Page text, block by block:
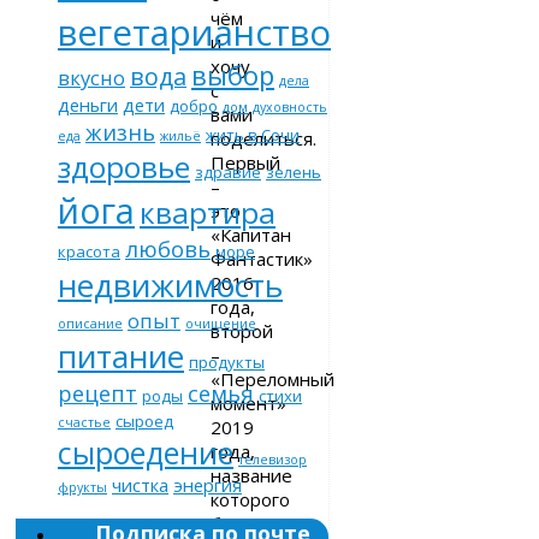
чём
и
хочу
с
вами
поделиться.
Первый
–
это
«Капитан
Фантастик»
2016
года,
второй
–
«Переломный
момент»
2019
года,
название
которого
было
вегетарианство
вкусно вода выбор дела
деньги дети добро дом духовность
еда жизнь жильё жить в Сочи
здоровье здравие зелень
йога квартира
красота любовь море
недвижимость
описание опыт очищение
питание продукты
рецепт роды семья стихи
счастье сыроед
сыроедение телевизор
фрукты чистка энергия
Подписка по почте